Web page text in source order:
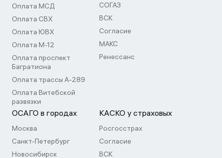
Оплата МСД
Оплата СВХ
Оплата ЮВХ
Оплата М-12
Оплата проспект
Багратиона
Оплата трассы А-289
Оплата Витебской
развязки
СОГАЗ
ВСК
Согласие
МАКС
Ренессанс
ОСАГО в городах
Москва
Санкт-Петербург
Новосибирск
КАСКО у страховых
Росгосстрах
Согласие
ВСК